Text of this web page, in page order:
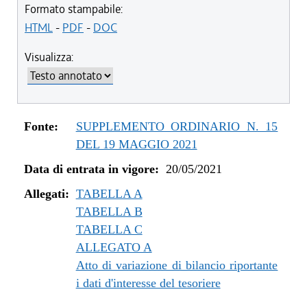
dal 14/05/2024 al 04/06/2025
dal 12/08/2023 al 13/05/2024
dal 04/08/2022 al 31/12/2022
dal 14/06/2022 al 03/08/2022
dal 01/01/2022 al 13/06/2022
dal 10/12/2021 al 31/12/2021
dal 06/11/2021 al 09/12/2021
dal 20/05/2021 al 11/08/2021
Formato stampabile:
HTML- PDF - DOC
Visualizza:
Fonte:
SUPPLEMENTO ORDINARIO N. 15
DEL 19 MAGGIO 2021
Data di entrata in vigore: 20/05/2021
Allegati: TABELLA A
TABELLA B
TABELLA C
ALLEGATO A
Atto di variazione di bilancio riportante
i dati d'interesse del tesoriere